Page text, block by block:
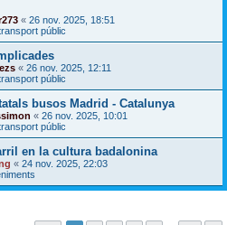
« 26 nov. 2025, 18:51
públic
« 26 nov. 2025, 12:11
públic
busos Madrid - Catalunya
« 26 nov. 2025, 10:01
públic
en la cultura badalonina
« 24 nov. 2025, 22:03